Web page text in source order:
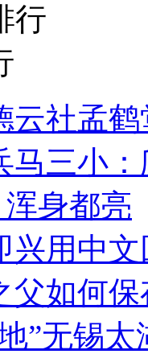
行
云社孟
马三小
身都亮
兴用中
父如何
”无锡